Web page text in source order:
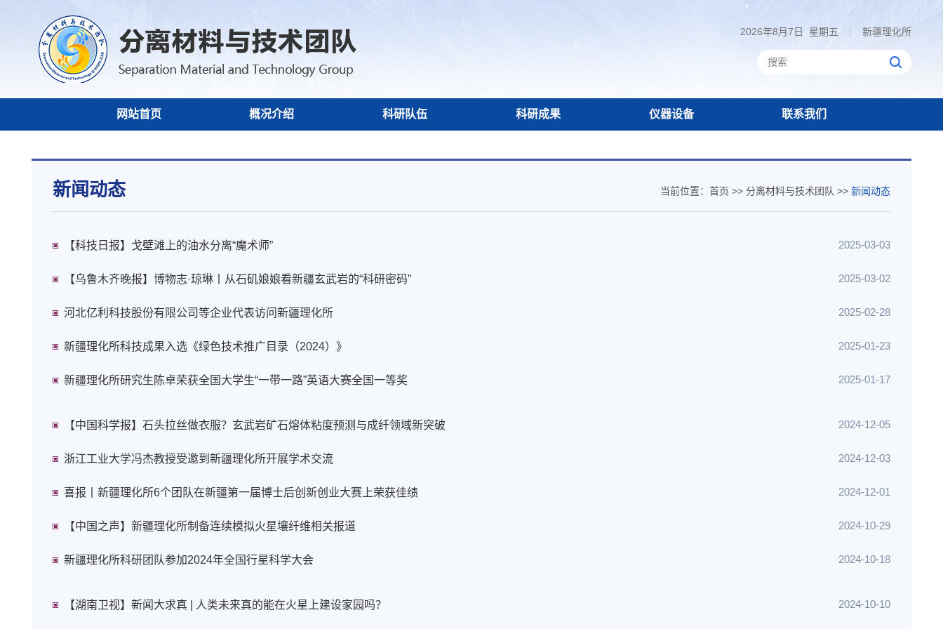
| 新疆理化所
2026年8月7日 星期五
网站首页 概况介绍 科研队伍 科研成果 仪器设备 联系我们
当前位置： 首页 >> 分离材料与技术团队 >> 新闻动态
新闻动态
【科技日报】戈壁滩上的油水分离“魔术师” 2025-03-03
【乌鲁木齐晚报】博物志·琼琳丨从石矶娘娘看新疆玄武岩的“科研密码” 2025-03-02
河北亿利科技股份有限公司等企业代表访问新疆理化所 2025-02-28
新疆理化所科技成果入选《绿色技术推广目录（2024）》 2025-01-23
新疆理化所研究生陈卓荣获全国大学生“一带一路”英语大赛全国一等奖 2025-01-17
【中国科学报】石头拉丝做衣服？玄武岩矿石熔体粘度预测与成纤领域新突破 2024-12-05
浙江工业大学冯杰教授受邀到新疆理化所开展学术交流 2024-12-03
喜报丨新疆理化所6个团队在新疆第一届博士后创新创业大赛上荣获佳绩 2024-12-01
【中国之声】新疆理化所制备连续模拟火星壤纤维相关报道 2024-10-29
新疆理化所科研团队参加2024年全国行星科学大会 2024-10-18
【湖南卫视】新闻大求真 | 人类未来真的能在火星上建设家园吗？ 2024-10-10